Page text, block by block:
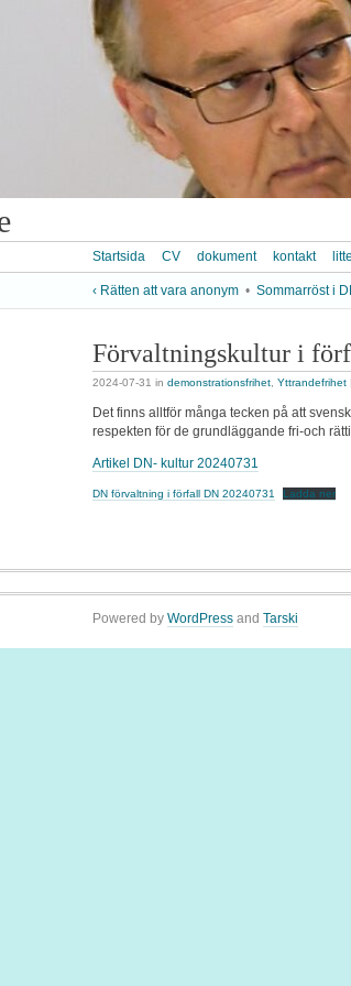
Startsida CV dokument kontakt
‹ Rätten att vara anonym • Sommarröst i
Förvaltningskultur i
2024-07-31 in demonstrationsfrihet Yttrandefrihet
Det finns alltför många tecken på att
respekten för de grundläggande fri-och
Artikel DN- kultur 20240731
DN förvaltning i förfall DN 20240731 Ladda ner
Powered by WordPress and Tarski